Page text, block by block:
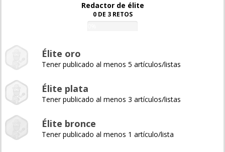
Redactor de élite
0 DE 3 RETOS
Élite oro
Tener publicado al menos 5 artículos/listas
Élite plata
Tener publicado al menos 3 artículos/listas
Élite bronce
Tener publicado al menos 1 artículo/lista